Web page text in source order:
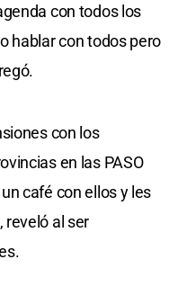
con todos los
hablar con todos pero
con los
en las PASO
café con ellos y les
reveló al ser